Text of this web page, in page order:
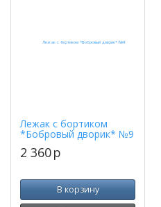
Лежак с бортиком
*Бобровый дворик* №9
2 360p
В корзину